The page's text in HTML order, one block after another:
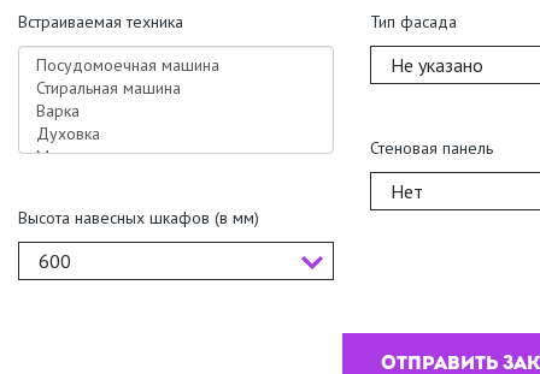
Встраиваемая техника
Высота навесных шкафов (в мм)
600
Тип фасада
Не указано
Стеновая панель
Нет